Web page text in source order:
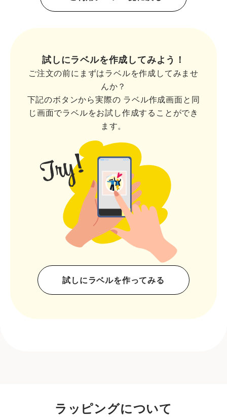
試しにラベルを作成してみよう！
ご注文の前にまずはラベルを作成してみませ
んか？
下記のボタンから実際の ラベル作成画面と同
じ画面でラベルをお試し作成することができ
ます。
試しにラベルを作ってみる
ラッピングについて